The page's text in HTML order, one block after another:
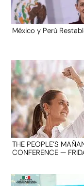
México y Perú
THE PEOPLE’S
CONFERENCE —